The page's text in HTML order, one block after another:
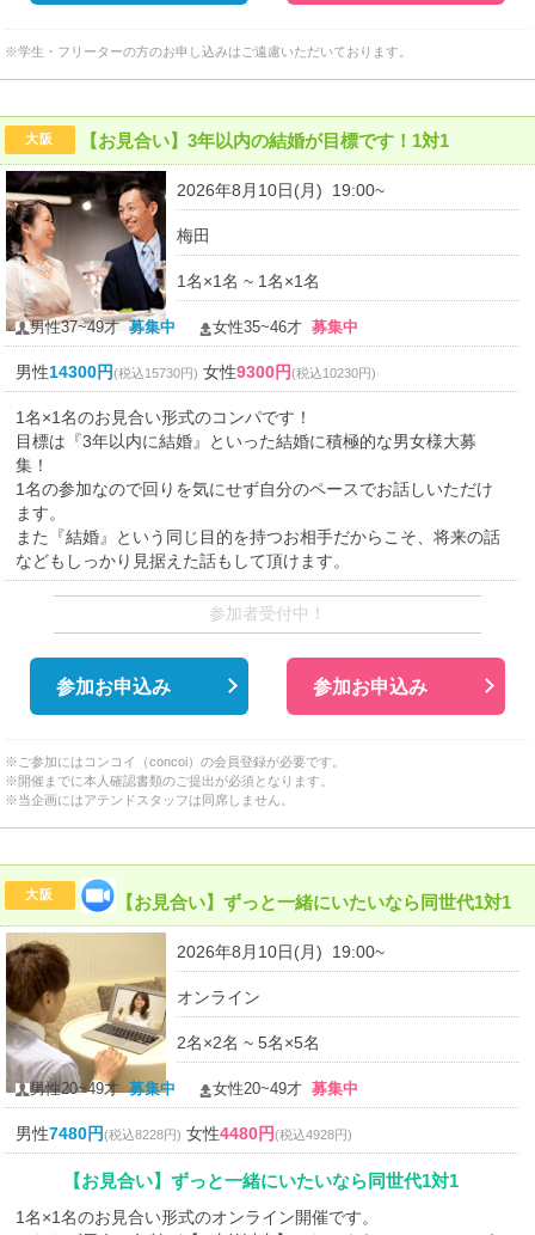
※学生・フリーターの方のお申し込みはご遠慮いただいております。
大阪 【お見合い】3年以内の結婚が目標です！1対1
2026年8月10日(月) 19:00~
梅田
1名×1名 ~ 1名×1名
男性37~49才募集中 女性35~46才募集中
男性14300円(税込15730円) 女性9300円(税込10230円)
1名×1名のお見合い形式のコンパです！
目標は『3年以内に結婚』といった結婚に積極的な男女様大募
集！
1名の参加なので回りを気にせず自分のペースでお話しいただけ
ます。
また『結婚』という同じ目的を持つお相手だからこそ、将来の話
などもしっかり見据えた話もして頂けます。
参加者受付中！
参加お申込み 参加お申込み
※ご参加にはコンコイ（concoi）の会員登録が必要です。
※開催までに本人確認書類のご提出が必須となります。
※当企画にはアテンドスタッフは同席しません。
大阪 【お見合い】ずっと一緒にいたいなら同世代1対1
2026年8月10日(月) 19:00~
オンライン
2名×2名 ~ 5名×5名
男性20~49才募集中 女性20~49才募集中
男性7480円(税込8228円) 女性4480円(税込4928円)
【お見合い】ずっと一緒にいたいなら同世代1対1
1名×1名のお見合い形式のオンライン開催です。